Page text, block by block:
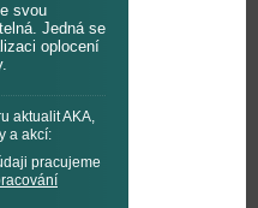
svou
Jedná se
oplocení
aktualit AKA,
a akcí:
pracujeme